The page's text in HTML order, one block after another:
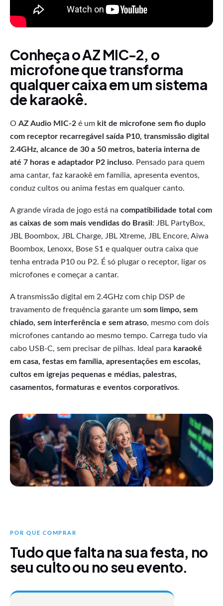
Conheça o AZ MIC-2, o
microfone que transforma
qualquer caixa em um sistema
de karaokê.
O AZ Audio MIC-2 é um kit de microfone sem fio duplo
com receptor recarregável saída P10, transmissão digital
2.4GHz, alcance de 30 a 50 metros, bateria interna de
até 7 horas e adaptador P2 incluso. Pensado para quem
ama cantar, faz karaokê em família, apresenta eventos,
conduz cultos ou anima festas em qualquer canto.
A grande virada de jogo está na compatibilidade total com
as caixas de som mais vendidas do Brasil : JBL PartyBox,
JBL Boombox, JBL Charge, JBL Xtreme, JBL Encore, Aiwa
Boombox, Lenoxx, Bose S1 e qualquer outra caixa que
tenha entrada P10 ou P2. É só plugar o receptor, ligar os
microfones e começar a cantar.
A transmissão digital em 2.4GHz com chip DSP de
travamento de frequência garante um som limpo, sem
chiado, sem interferência e sem atraso, mesmo com dois
microfones cantando ao mesmo tempo. Carrega tudo via
cabo USB-C, sem precisar de pilhas. Ideal para karaokê
em casa, festas em família, apresentações em escolas,
cultos em igrejas pequenas e médias, palestras,
casamentos, formaturas e eventos corporativos.
POR QUE COMPRAR
Tudo que falta na sua festa, no
seu culto ou no seu evento.